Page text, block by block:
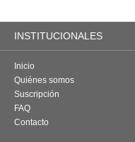
INSTITUCIONALES
Inicio
Quiénes somos
Suscripción
FAQ
Contacto